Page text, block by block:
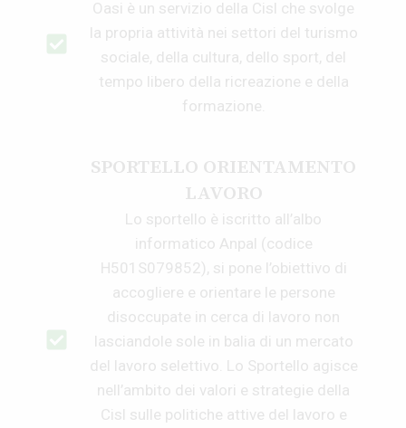
Oasi è un servizio della Cisl che svolge
la propria attività nei settori del turismo
sociale, della cultura, dello sport, del
tempo libero della ricreazione e della
formazione.
SPORTELLO ORIENTAMENTO
LAVORO
Lo sportello è iscritto all’albo
informatico Anpal (codice
H501S079852), si pone l’obiettivo di
accogliere e orientare le persone
disoccupate in cerca di lavoro non
lasciandole sole in balia di un mercato
del lavoro selettivo. Lo Sportello agisce
nell’ambito dei valori e strategie della
Cisl sulle politiche attive del lavoro e